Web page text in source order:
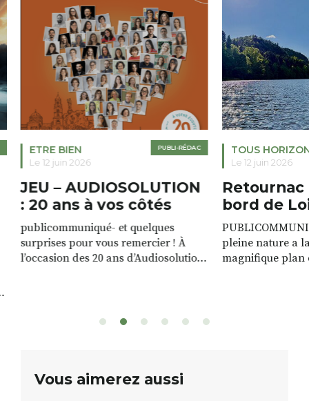
PUBLI-RÉDAC
ETRE BIEN
Le 12 juin 2026
JEU – AUDIOSOLUTION
: 20 ans à vos côtés
publicommuniqué- et quelques
surprises pour vous remercier ! À
l’occasion des 20 ans d’Audiosolution,
sont à gagner, sélectionnés auprès
12h à […]
TOUS
Le 12 juin 2026
Retournac
bord de
pleine nature a
magnifique plan
Vous aimerez aussi